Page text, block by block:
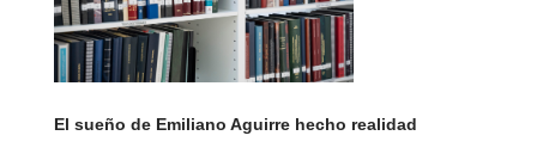
El sueño de Emiliano Aguirre hecho realidad